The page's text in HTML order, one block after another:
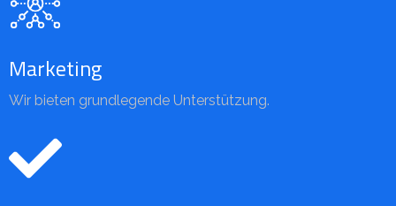
Marketing
Wir bieten grundlegende Unterstützung.